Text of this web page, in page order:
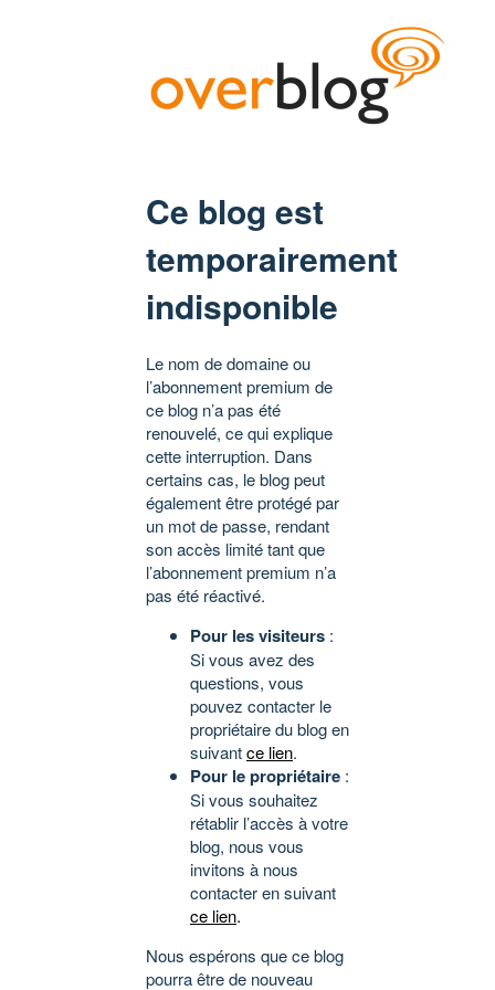
Ce blog est
temporairement
indisponible
Le nom de domaine ou
l’abonnement premium de
ce blog n’a pas été
renouvelé, ce qui explique
cette interruption. Dans
certains cas, le blog peut
également être protégé par
un mot de passe, rendant
son accès limité tant que
l’abonnement premium n’a
pas été réactivé.
Pour les visiteurs :
Si vous avez des
questions, vous
pouvez contacter le
propriétaire du blog en
suivantce lien.
Pour le propriétaire :
Si vous souhaitez
rétablir l’accès à votre
blog, nous vous
invitons à nous
contacter en suivant
ce lien.
Nous espérons que ce blog
pourra être de nouveau